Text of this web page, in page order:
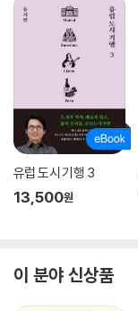
유럽 도시 기행 3
13,500원
이 분야 신상품